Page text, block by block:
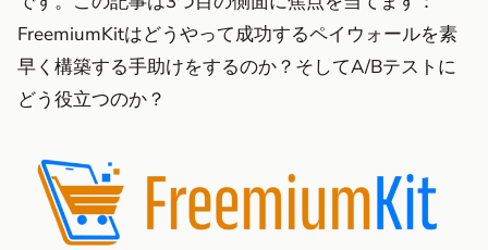
FreemiumKitはどうやって成功するペイウォールを素
早く構築する手助けをするのか？そしてA/Bテストに
どう役立つのか？